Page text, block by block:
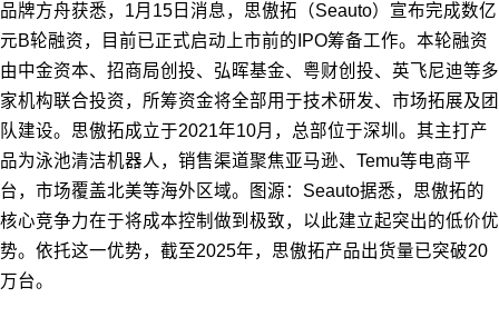
品牌方舟获悉，1月15日消息，思傲拓（Seauto）宣布完成数亿
元B轮融资，目前已正式启动上市前的IPO筹备工作。本轮融资
由中金资本、招商局创投、弘晖基金、粤财创投、英飞尼迪等多
家机构联合投资，所筹资金将全部用于技术研发、市场拓展及团
队建设。思傲拓成立于2021年10月，总部位于深圳。其主打产
品为泳池清洁机器人，销售渠道聚焦亚马逊、Temu等电商平
台，市场覆盖北美等海外区域。图源：Seauto据悉，思傲拓的
核心竞争力在于将成本控制做到极致，以此建立起突出的低价优
势。依托这一优势，截至2025年，思傲拓产品出货量已突破20
万台。